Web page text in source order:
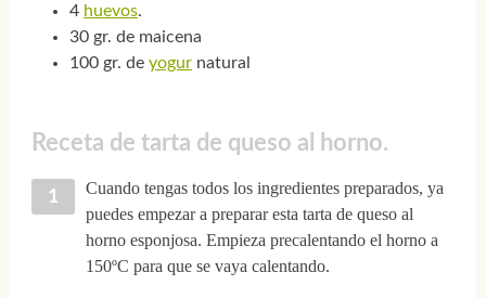
4 huevos.
30 gr. de maicena
100 gr. de yogurnatural
Receta de tarta de queso al horno.
Cuando tengas todos los ingredientes preparados, ya
puedes empezar a preparar esta tarta de queso al
horno esponjosa. Empieza precalentando el horno a
150ºC para que se vaya calentando.